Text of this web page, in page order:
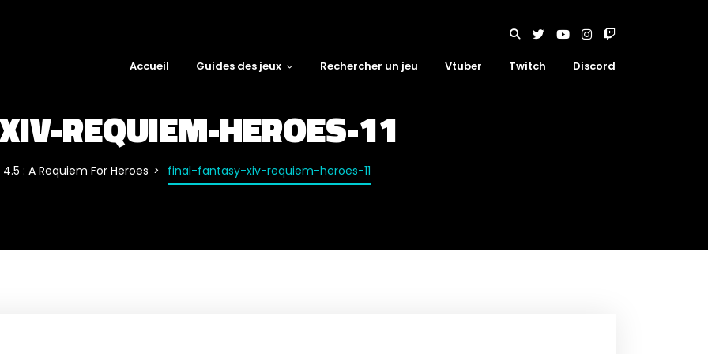
Accueil Guides des jeux Rechercher un jeu Vtuber Twitch Discord
REQUIEM-HEROES-11
4.5 : A Requiem For Heroes final-fantasy-xiv-requiem-heroes-11